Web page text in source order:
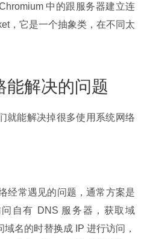
中的跟服务器建立连
，它是一个抽象类，在不同太
能解决的问题
就能解决掉很多使用系统网络
经常遇见的问题，通常方案是
自有 DNS 服务器，获取域
名的时替换成 IP 进行访问，